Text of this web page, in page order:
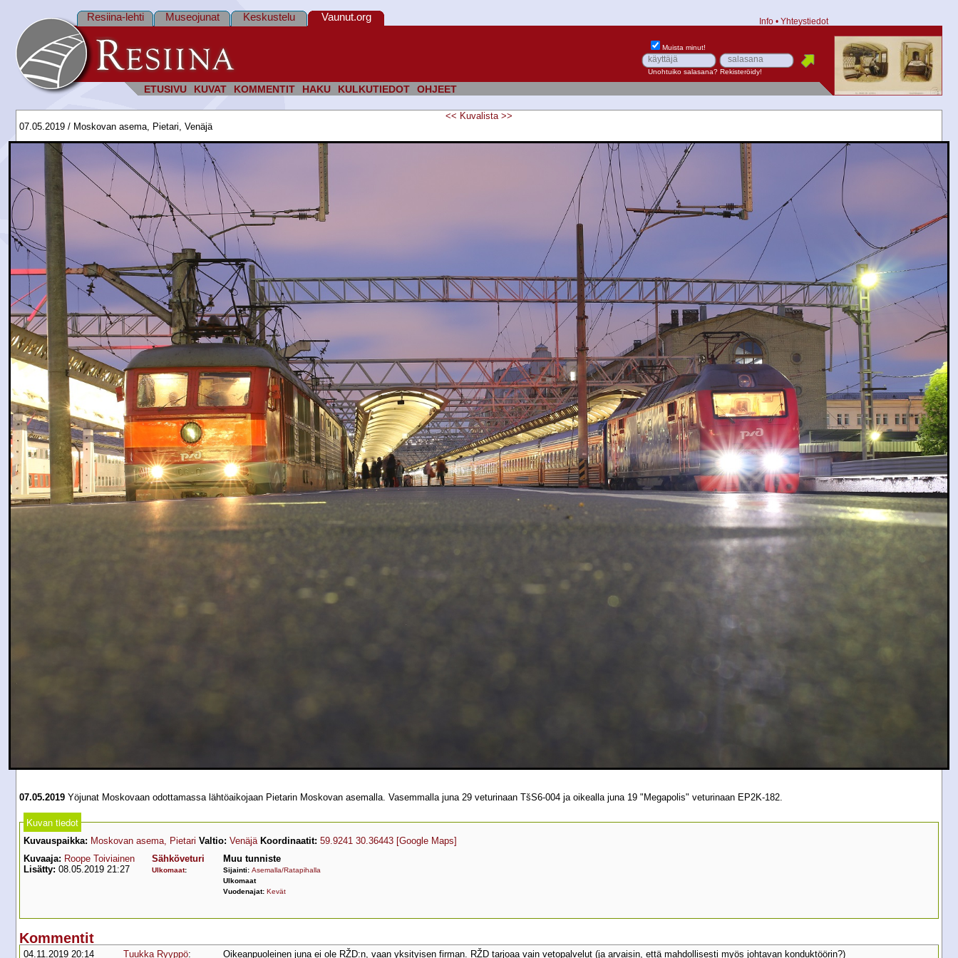
ETUSIVU KUVAT KOMMENTIT HAKU KULKUTIEDOT OHJEET
Resiina-lehti Museojunat Keskustelu Vaunut.org Info • Yhteystiedot
Muista minut!
Unohtuiko salasana? Rekisteröidy!
<< Kuvalista >>
07.05.2019 / Moskovan asema, Pietari, Venäjä
07.05.2019 Yöjunat Moskovaan odottamassa lähtöaikojaan Pietarin Moskovan asemalla. Vasemmalla juna 29 veturinaan TšS6-004 ja oikealla juna 19 "Megapolis" veturinaan EP2K-182.
Kuvan tiedot
Kuvauspaikka: Moskovan asema, Pietari Valtio: Venäjä Koordinaatit: 59.9241 30.36443 [Google Maps]
Kuvaaja: Roope Toiviainen
Lisätty: 08.05.2019 21:27
Sähköveturi
Ulkomaat:
Muu tunniste
Sijainti: Asemalla/Ratapihalla
Ulkomaat
Vuodenajat: Kevät
Kommentit
04.11.2019 20:14 Tuukka Ryyppö: Oikeanpuoleinen juna ei ole RŽD:n, vaan yksityisen firman. RŽD tarjoaa vain vetopalvelut (ja arvaisin, että mahdollisesti myös johtavan konduktöörin?)